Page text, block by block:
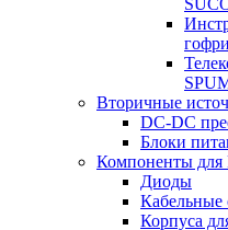
Вторичные
DC-DC
Блоки
Компоненты
Диоды
Кабельные
Корпуса